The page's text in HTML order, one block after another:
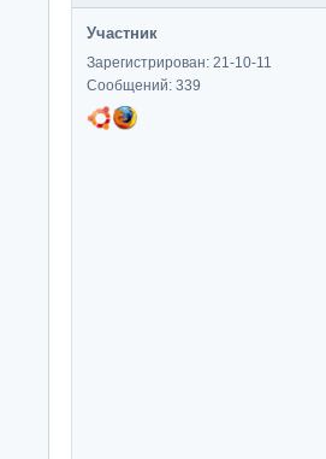
Участник
Зарегистрирован: 21-10-11
Сообщений: 339